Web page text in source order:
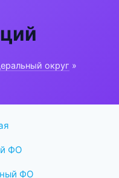
округ »
ФО
ФО